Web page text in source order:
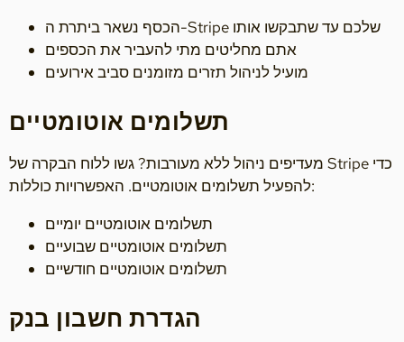
הכסף נשאר ביתרת ה-Stripe שלכם עד שתבקשו אותו
אתם מחליטים מתי להעביר את הכספים
מועיל לניהול תזרים מזומנים סביב אירועים
תשלומים אוטומטיים
מעדיפים ניהול ללא מעורבות? גשו ללוח הבקרה של Stripe כדי
להפעיל תשלומים אוטומטיים. האפשרויות כוללות:
תשלומים אוטומטיים יומיים
תשלומים אוטומטיים שבועיים
תשלומים אוטומטיים חודשיים
הגדרת חשבון בנק